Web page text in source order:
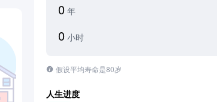
0 年
0 小时
假设平均寿命是80岁
人生进度